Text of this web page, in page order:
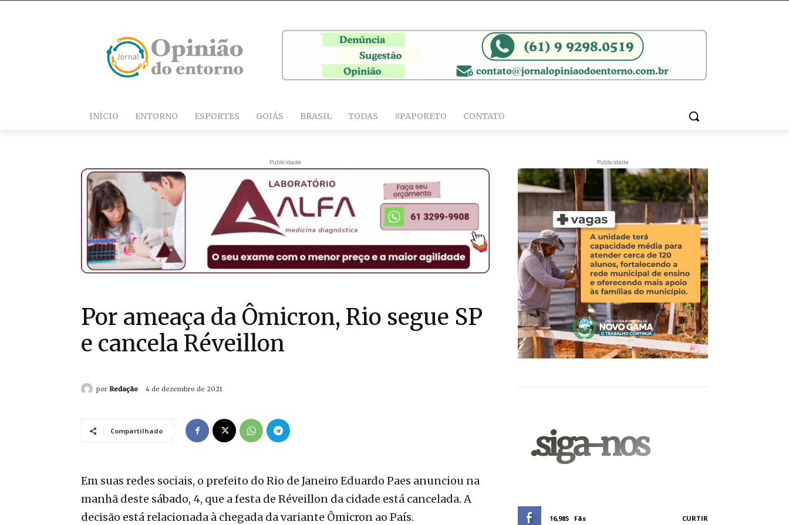
INÍCIO ENTORNO ESPORTES GOIÁS BRASIL TODAS #PAPORETO CONTATO
Publicidade
Por ameaça da Ômicron, Rio segue SP
e cancela Réveillon
por Redação 4 de dezembro de 2021
Compartilhado
Em suas redes sociais, o prefeito do Rio de Janeiro Eduardo Paes anunciou na
manhã deste sábado, 4, que a festa de Réveillon da cidade está cancelada. A
decisão está relacionada à chegada da variante Ômicron ao País.
Publicidade
.siga-nos
16,985 Fãs CURTIR